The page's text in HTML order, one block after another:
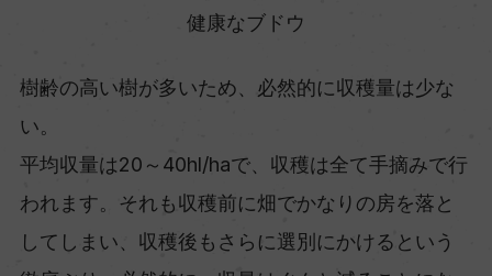
健康なブドウ
樹齢の高い樹が多いため、必然的に収穫量は少な
い。
平均収量は20～40hl/haで、収穫は全て手摘みで行
われます。それも収穫前に畑でかなりの房を落と
してしまい、収穫後もさらに選別にかけるという